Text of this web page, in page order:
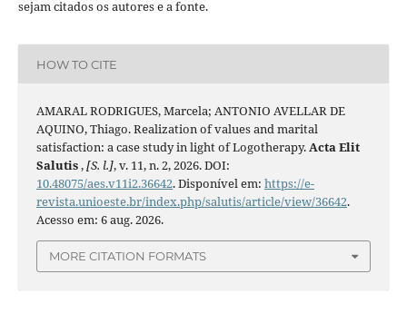
sejam citados os autores e a fonte.
HOW TO CITE
AMARAL RODRIGUES, Marcela; ANTONIO AVELLAR DE
AQUINO, Thiago. Realization of values and marital
satisfaction: a case study in light of Logotherapy.Acta Elit
Salutis,[S. l.], v. 11, n. 2, 2026. DOI:
10.48075/aes.v11i2.36642. Disponível em: https://e-
revista.unioeste.br/index.php/salutis/article/view/36642.
Acesso em: 6 aug. 2026.
MORE CITATION FORMATS